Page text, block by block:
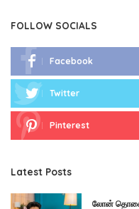
FOLLOW SOCIALS
Facebook
Twitter
Pinterest
Latest Posts
லோன் தொகை